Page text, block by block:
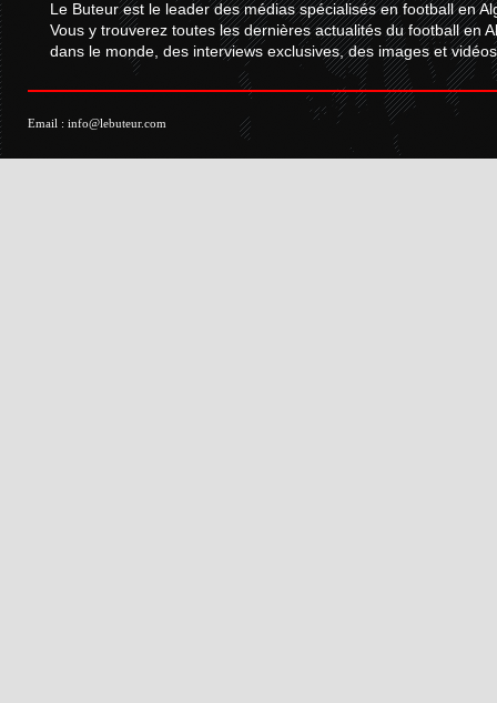
Le Buteur est le leader des médias spécialisés en football en
Vous y trouverez toutes les dernières actualités du football en
dans le monde, des interviews exclusives, des images et
Email : info@lebuteur.com